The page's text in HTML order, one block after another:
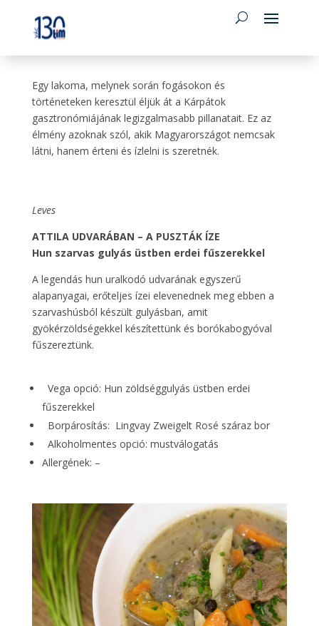
Egy lakoma, melynek során fogásokon és
történeteken keresztül éljük át a Kárpátok
gasztronómiájának legizgalmasabb pillanatait. Ez az
élmény azoknak szól, akik Magyarországot nemcsak
látni, hanem érteni és ízlelni is szeretnék.
Leves
ATTILA UDVARÁBAN – A PUSZTÁK ÍZE
Hun szarvas gulyás üstben erdei fűszerekkel
A legendás hun uralkodó udvarának egyszerű
alapanyagai, erőteljes ízei elevenednek meg ebben a
szarvashúsból készült gulyásban, amit
gyökérzöldségekkel készítettünk és borókabogyóval
fűszereztünk.
Vega opció: Hun zöldséggulyás üstben erdei
fűszerekkel
Borpárosítás: Lingvay Zweigelt Rosé száraz bor
Alkoholmentes opció: mustválogatás
Allergének: –